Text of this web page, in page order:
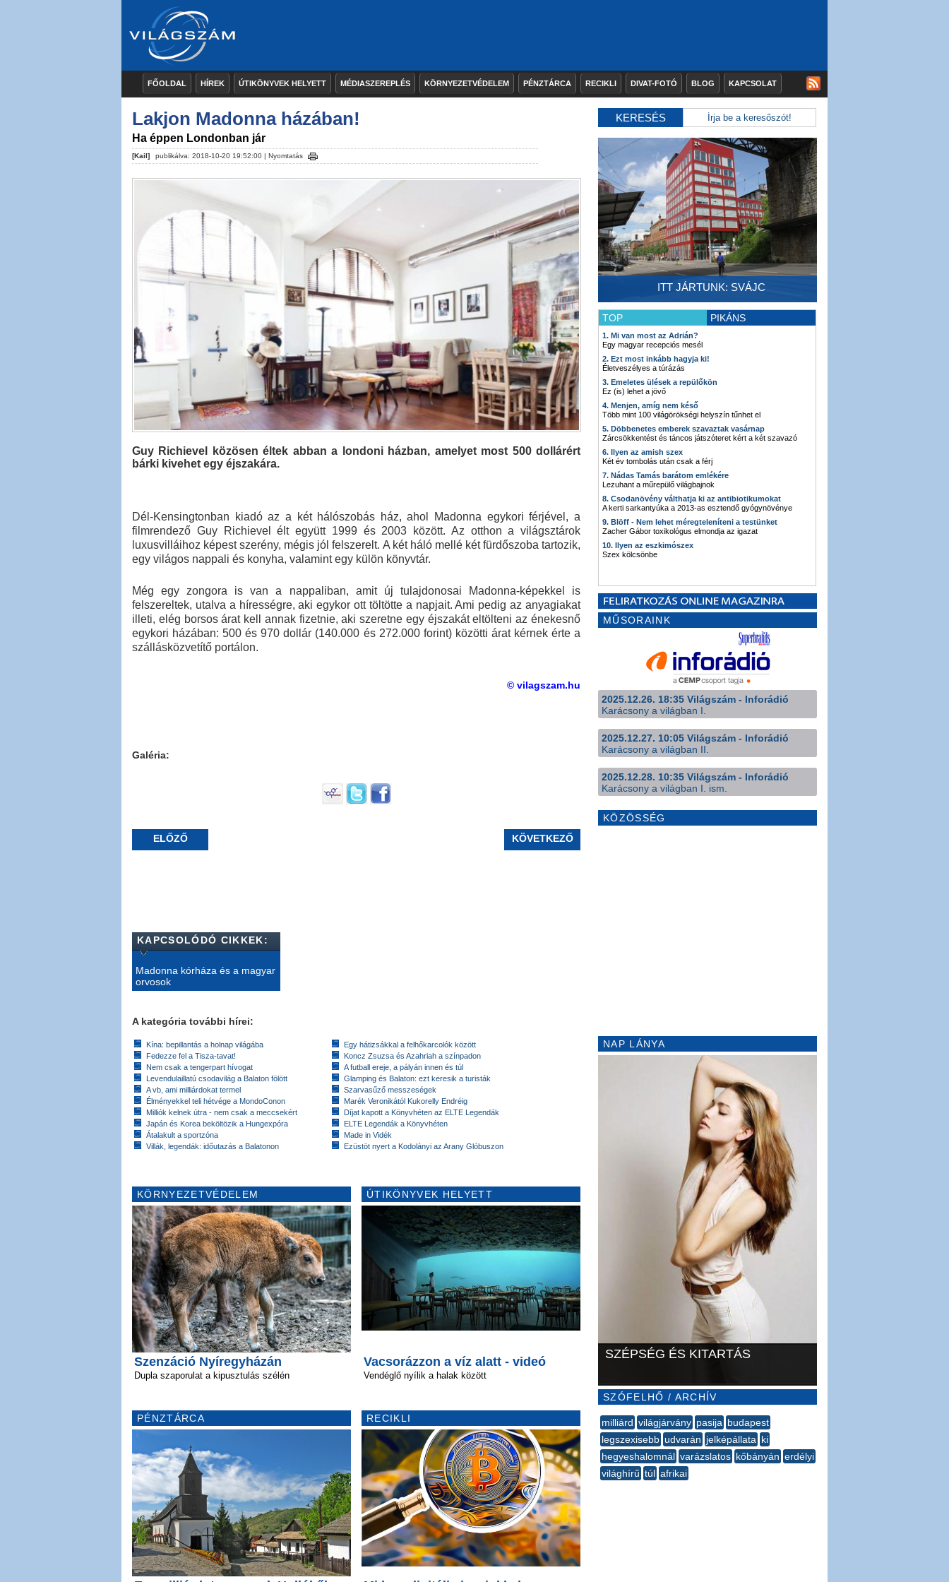
FŐOLDAL HÍREK ÚTIKÖNYVEK HELYETT MÉDIASZEREPLÉS KÖRNYEZETVÉDELEM PÉNZTÁRCA RECIKLI DIVAT-FOTÓ BLOG KAPCSOLAT
Lakjon Madonna házában!
Ha éppen Londonban jár
[Kail] publikálva: 2018-10-20 19:52:00 | Nyomtatás
Guy Richievel közösen éltek abban a londoni házban, amelyet most 500 dollárért
bárki kivehet egy éjszakára.
Dél-Kensingtonban kiadó az a két hálószobás ház, ahol Madonna egykori férjével, a
filmrendező Guy Richievel élt együtt 1999 és 2003 között. Az otthon a világsztárok
luxusvilláihoz képest szerény, mégis jól felszerelt. A két háló mellé két fürdőszoba tartozik,
egy világos nappali és konyha, valamint egy külön könyvtár.
Még egy zongora is van a nappaliban, amit új tulajdonosai Madonna-képekkel is
felszereltek, utalva a hírességre, aki egykor ott töltötte a napjait. Ami pedig az anyagiakat
illeti, elég borsos árat kell annak fizetnie, aki szeretne egy éjszakát eltölteni az énekesnő
egykori házában: 500 és 970 dollár (140.000 és 272.000 forint) közötti árat kérnek érte a
szállásközvetítő portálon.
© vilagszam.hu
Galéria:
ELŐZŐ KÖVETKEZŐ
KAPCSOLÓDÓ CIKKEK:
Madonna kórháza és a magyar
orvosok
A kategória további hírei:
Kína: bepillantás a holnap világába
Fedezze fel a Tisza-tavat!
Nem csak a tengerpart hívogat
Levendulaillatú csodavilág a Balaton fölött
A vb, ami milliárdokat termel
Élményekkel teli hétvége a MondoConon
Milliók kelnek útra - nem csak a meccsekért
Japán és Korea beköltözik a Hungexpóra
Átalakult a sportzóna
Villák, legendák: időutazás a Balatonon
Egy hátizsákkal a felhőkarcolók között
Koncz Zsuzsa és Azahriah a színpadon
A futball ereje, a pályán innen és túl
Glamping és Balaton: ezt keresik a turisták
Szarvasűző messzeségek
Marék Veronikától Kukorelly Endréig
Díjat kapott a Könyvhéten az ELTE Legendák
ELTE Legendák a Könyvhéten
Made in Vidék
Ezüstöt nyert a Kodolányi az Arany Glóbuszon
KÖRNYEZETVÉDELEM
Szenzáció Nyíregyházán
Dupla szaporulat a kipusztulás szélén
PÉNZTÁRCA
ÚTIKÖNYVEK HELYETT
Vacsorázzon a víz alatt - videó
Vendéglő nyílik a halak között
RECIKLI
KERESÉS
ITT JÁRTUNK: SVÁJC
TOP PIKÁNS
1. Mi van most az Adrián?
Egy magyar recepciós mesél
2. Ezt most inkább hagyja ki!
Életveszélyes a túrázás
3. Emeletes ülések a repülőkön
Ez (is) lehet a jövő
4. Menjen, amíg nem késő
Több mint 100 világörökségi helyszín tűnhet el
5. Döbbenetes emberek szavaztak vasárnap
Zárcsökkentést és táncos játszóteret kért a két szavazó
6. Ilyen az amish szex
Két év tombolás után csak a férj
7. Nádas Tamás barátom emlékére
Lezuhant a műrepülő világbajnok
8. Csodanövény válthatja ki az antibiotikumokat
A kerti sarkantyúka a 2013-as esztendő gyógynövénye
9. Blöff - Nem lehet méregteleníteni a testünket
Zacher Gábor toxikológus elmondja az igazat
10. Ilyen az eszkimószex
Szex kölcsönbe
MŰSORAINK
2025.12.26. 18:35 Világszám - Inforádió
Karácsony a világban I.
2025.12.27. 10:05 Világszám - Inforádió
Karácsony a világban II.
2025.12.28. 10:35 Világszám - Inforádió
Karácsony a világban I. ism.
KÖZÖSSÉG
NAP LÁNYA
SZÉPSÉG ÉS KITARTÁS
SZÓFELHŐ / ARCHÍV
milliárd világjárvány pasija budapest
legszexisebb udvarán jelképállata ki
hegyeshalomnál varázslatos kőbányán erdélyi
világhírű túl afrikai